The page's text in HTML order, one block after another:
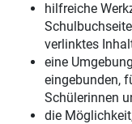
hilfreiche
verlinktes
eine
eingebunden,
Schülerinnen
die